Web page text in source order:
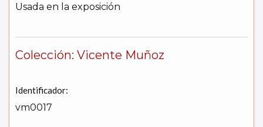
Usada en la exposición
Colección: Vicente Muñoz
Identificador:
vm0017